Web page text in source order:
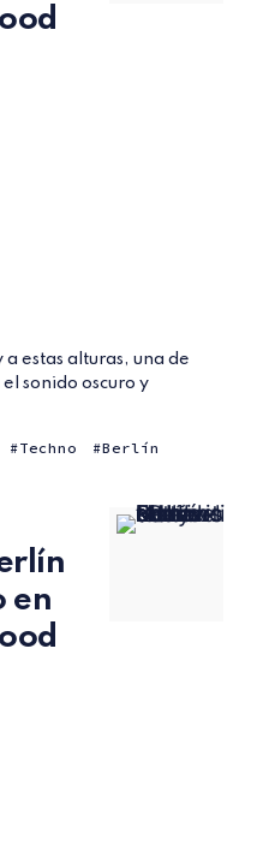
estas alturas, una de
sonido oscuro y
Techno Berlín
en